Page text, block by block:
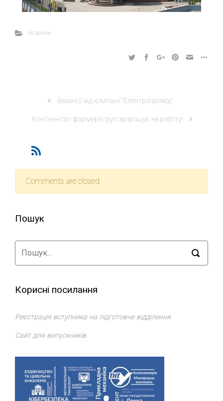
Новини
Вакансії від компанії “Електропривод”
Контінентал фармерз груп запрошує на роботу!
Comments are closed
Пошук
Корисні посилання
Реєстрація вступника на підготовче відділення
Сайт для випускників